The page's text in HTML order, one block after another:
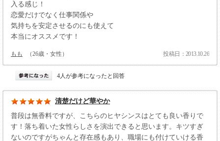
入る感じ！
恋愛だけでなく仕事関係や
気持ちを安定させるのにも使えて
本当にオススメです！
もも （26歳・女性） 投稿日：2013.10.26
4人が参考になったと回答
清楚だけど華やか
普段は無香料ですが、こちらのヒヤシンスはとても良い香りで
す！落ち着いた女性らしさを演出できると思います。キツすぎ
ないのですがちゃんと存在感もあり、職場にも付けていける香